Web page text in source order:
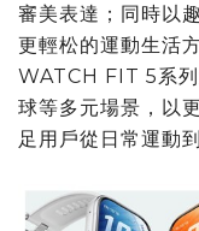
審美表達；同時以
更輕松的運動生活
WATCH FIT 5系列
球等多元場景，以
足用戶從日常運動